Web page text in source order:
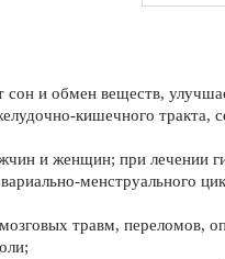
и обмен веществ,
кишечного тракта,
и женщин; при лечении
менструального
травм, переломов,